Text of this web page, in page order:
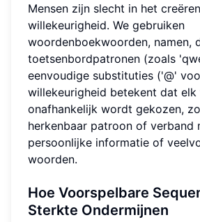
Mensen zijn slecht in het
willekeurigheid. We gebruiken
woordenboekwoorden, namen,
toetsenbordpatronen (zoals
eenvoudige substituties ('@'
willekeurigheid betekent dat elk
onafhankelijk wordt gekozen,
herkenbaar patroon of verband
persoonlijke informatie of
woorden.
Hoe Voorspelbare
Sterkte Ondermijnen